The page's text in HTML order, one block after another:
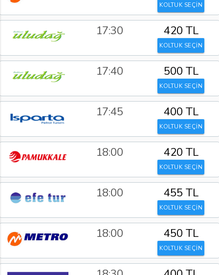
KOLTUK SEÇİN
17:30 420 TL
KOLTUK SEÇİN
17:40 500 TL
KOLTUK SEÇİN
17:45 400 TL
KOLTUK SEÇİN
18:00 420 TL
KOLTUK SEÇİN
18:00 455 TL
KOLTUK SEÇİN
18:00 450 TL
KOLTUK SEÇİN